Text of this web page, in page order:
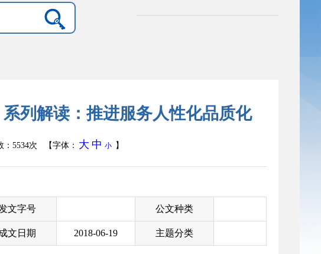
列解读：推进服务人性化品质化
5534次 【字体： 大 中 小 】
文字号 公文种类
成文日期 2018-06-19 主题分类